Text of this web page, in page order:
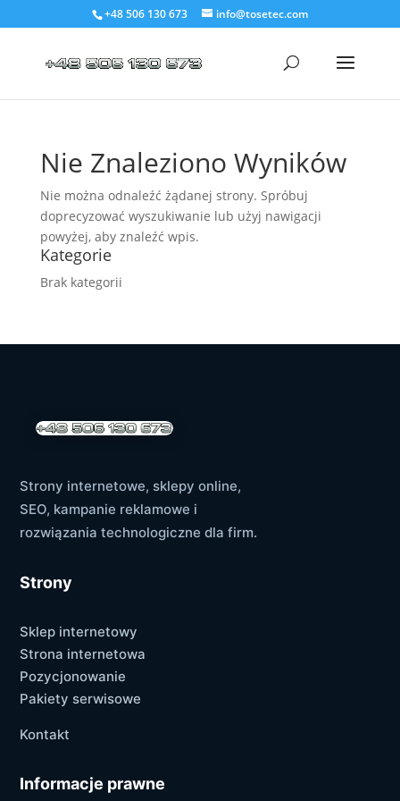
+48 506 130 673 info@tosetec.com
Nie Znaleziono Wyników
Nie można odnaleźć żądanej strony. Spróbuj
doprecyzować wyszukiwanie lub użyj nawigacji
powyżej, aby znaleźć wpis.
Kategorie
Brak kategorii
Strony internetowe, sklepy online,
SEO, kampanie reklamowe i
rozwiązania technologiczne dla firm.
Strony
Sklep internetowy
Strona internetowa
Pozycjonowanie
Pakiety serwisowe
Kontakt
Informacje prawne